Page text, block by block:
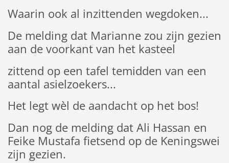
Waarin ook al inzittenden wegdoken...
De melding dat Marianne zou zijn gezien
aan de voorkant van het kasteel
zittend op een tafel temidden van een
aantal asielzoekers...
Het legt wèl de aandacht op het bos!
Dan nog de melding dat Ali Hassan en
Feike Mustafa fietsend op de Keningswei
zijn gezien.